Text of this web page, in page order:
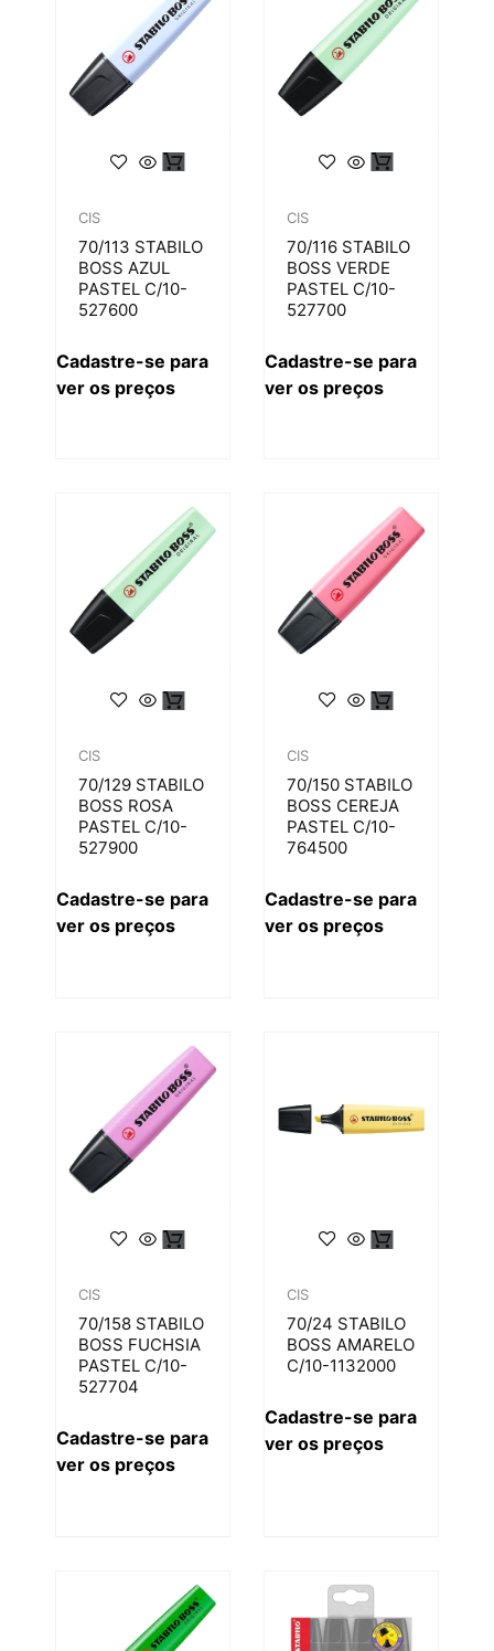
CIS
70/113 STABILO
BOSS AZUL
PASTEL C/10-
527600
Cadastre-se para
ver os preços
CIS
70/116 STABILO
BOSS VERDE
PASTEL C/10-
527700
Cadastre-se para
ver os preços
CIS
70/129 STABILO
BOSS ROSA
PASTEL C/10-
527900
Cadastre-se para
ver os preços
CIS
70/150 STABILO
BOSS CEREJA
PASTEL C/10-
764500
Cadastre-se para
ver os preços
CIS
70/158 STABILO
BOSS FUCHSIA
PASTEL C/10-
527704
Cadastre-se para
ver os preços
CIS
70/24 STABILO
BOSS AMARELO
C/10-1132000
Cadastre-se para
ver os preços